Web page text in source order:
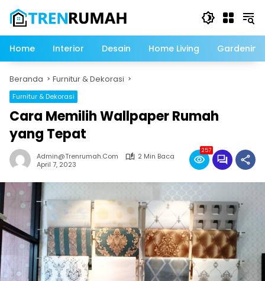
konten
Home
Interior Desain Home Living Gardening
Beranda Furnitur & Dekorasi
Furnitur & Dekorasi
Cara Memilih Wallpaper Rumah
yang Tepat
Admin@trenrumah.com
2 Min Baca
April 7, 2023
257